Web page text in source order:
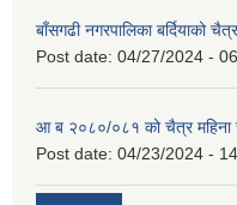
बाँसगढी नगरपालिका बर्दियाको
Post date: 04/27/2024 -
आ ब २०८०/०८१ को चैत्र महिना
Post date: 04/23/2024 -